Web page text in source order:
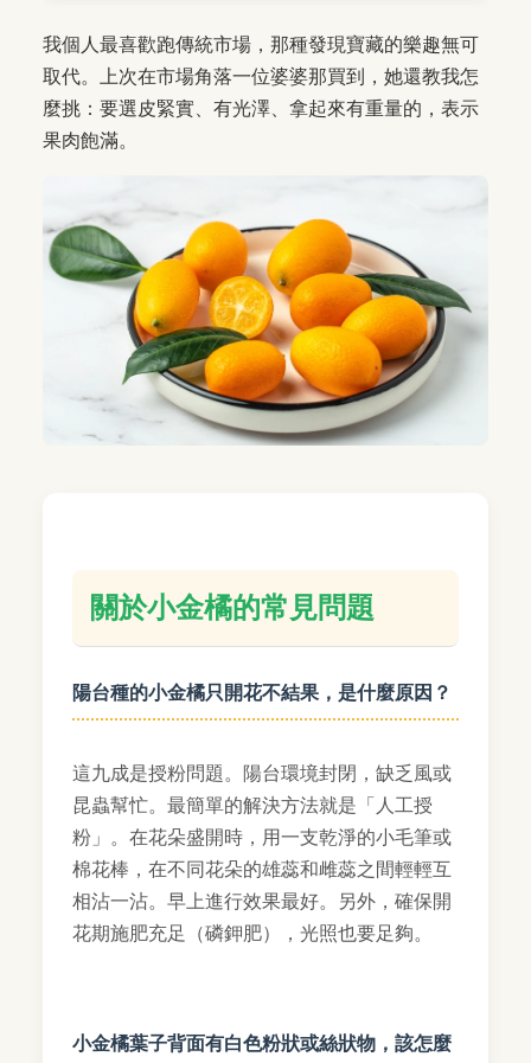
我個人最喜歡跑傳統市場，那種發現寶藏的樂趣無可
取代。上次在市場角落一位婆婆那買到，她還教我怎
麼挑：要選皮緊實、有光澤、拿起來有重量的，表示
果肉飽滿。
關於小金橘的常見問題
陽台種的小金橘只開花不結果，是什麼原因？
這九成是授粉問題。陽台環境封閉，缺乏風或
昆蟲幫忙。最簡單的解決方法就是「人工授
粉」。在花朵盛開時，用一支乾淨的小毛筆或
棉花棒，在不同花朵的雄蕊和雌蕊之間輕輕互
相沾一沾。早上進行效果最好。另外，確保開
花期施肥充足（磷鉀肥），光照也要足夠。
小金橘葉子背面有白色粉狀或絲狀物，該怎麼